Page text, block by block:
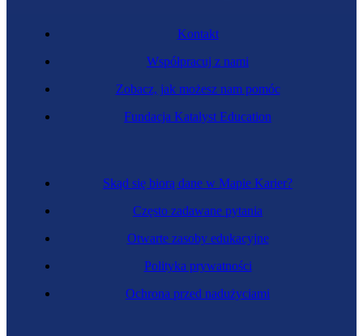
Skąd się biorą dane w Mapie Karier?
Często zadawane pytania
Otwarte zasoby edukacyjne
Polityka prywatności
Ochrona przed nadużyciami
Kontakt
Współpracuj z nami
Zobacz, jak możesz nam pomóc
Fundacja Katalyst Education